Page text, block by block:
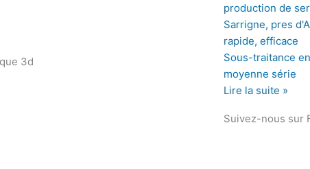
Sous-traitance
moyenne série
Lire la suite »
Suivez-nous sur